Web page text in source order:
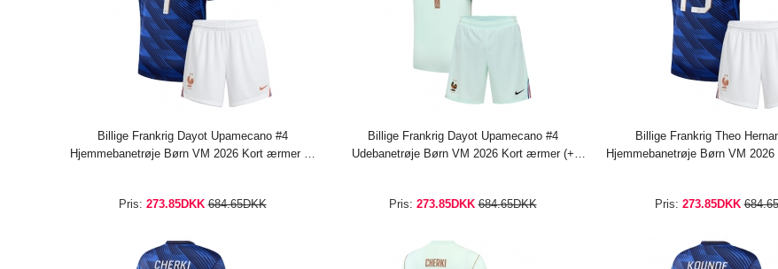
Billige Frankrig Dayot Upamecano #4
Hjemmebanetrøje Børn VM 2026 Kort ærmer (+
Pris: 273.85DKK 684.65DKK
Billige Frankrig Dayot Upamecano #4
Udebanetrøje Børn VM 2026 Kort ærmer (+
Pris: 273.85DKK 684.65DKK
Billige Frankrig Theo
Hjemmebanetrøje Børn VM
Pris: 273.85DKK